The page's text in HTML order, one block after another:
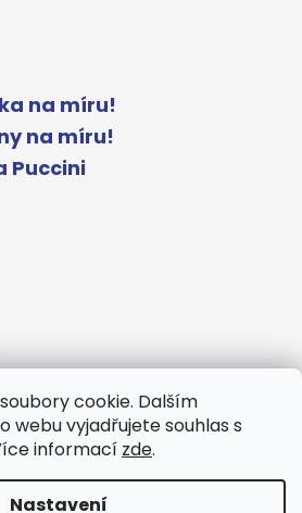
cookie. Dalším
webu vyjadřujete souhlas s
informací zde.
Nastavení
na míru!
na míru!
Puccini